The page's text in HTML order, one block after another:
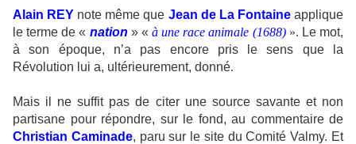
Alain REY note même que Jean de La Fontaineapplique
le terme de « nation » « à une race animale (1688)». Le mot,
à son époque, n’a pas encore pris le sens que la
Révolution lui a, ultérieurement, donné.
Mais il ne suffit pas de citer une source savante et non
partisane pour répondre, sur le fond, au commentaire de
Christian Caminade, paru sur le site du Comité Valmy. Et